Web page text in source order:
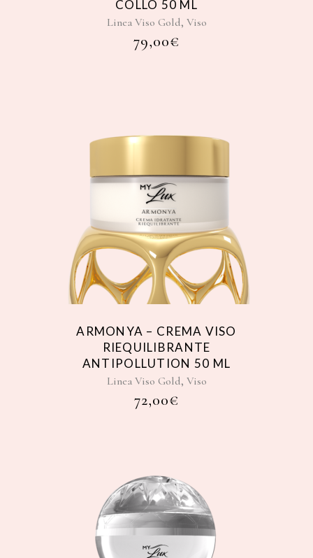
COLLO 50 ML
Linea Viso Gold, Viso
79,00€
ARMONYA – CREMA VISO
RIEQUILIBRANTE
ANTIPOLLUTION 50 ML
Linea Viso Gold, Viso
72,00€